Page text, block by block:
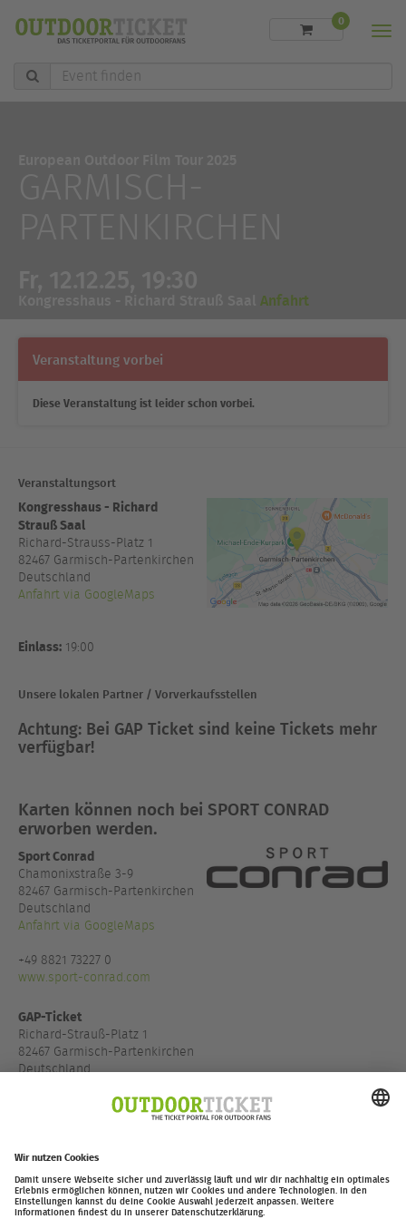
Event
finden
0
Anfahrt
Veranstaltung vorbei
Diese Veranstaltung ist leider schon vorbei.
Veranstaltungsort
Kongresshaus - Richard
Strauß Saal
Richard-Strauss-Platz 1
82467 Garmisch-Partenkirchen
Deutschland
Anfahrt via GoogleMaps
Einlass: 19:00
Unsere lokalen Partner / Vorverkaufsstellen
Achtung: Bei GAP Ticket sind keine Tickets mehr
verfügbar!
Karten können noch bei SPORT CONRAD
erworben werden.
Sport Conrad
Chamonixstraße 3-9
82467 Garmisch-Partenkirchen
Deutschland
Anfahrt via GoogleMaps
+49 8821 73227 0
www.sport-conrad.com
GAP-Ticket
Richard-Strauß-Platz 1
82467 Garmisch-Partenkirchen
Deutschland